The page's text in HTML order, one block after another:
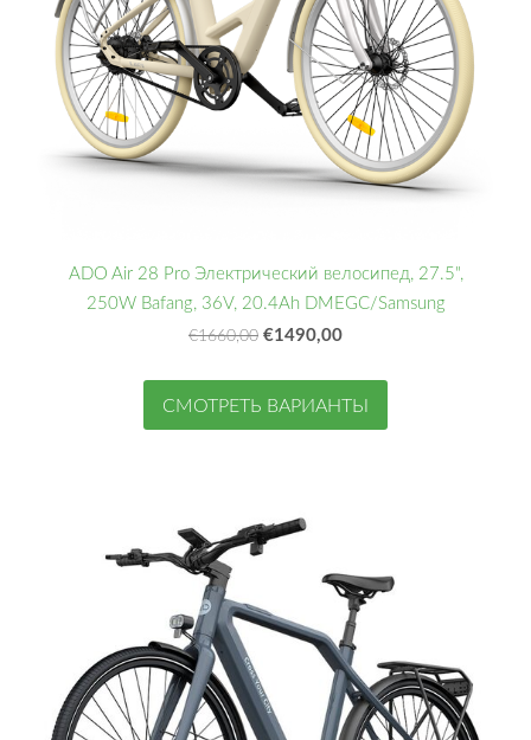
ADO Air 28 Pro Электрический велосипед, 27.5",
250W Bafang, 36V, 20.4Ah DMEGC/Samsung
€1660,00 €1490,00
СМОТРЕТЬ ВАРИАНТЫ